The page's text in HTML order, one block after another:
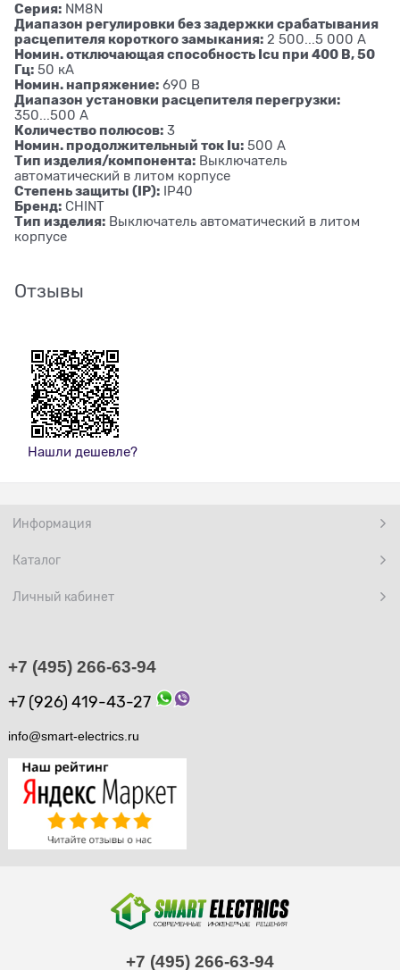
Серия: NM8N
Диапазон регулировки без задержки срабатывания
расцепителя короткого замыкания: 2 500...5 000 А
Номин. отключающая способность Icu при 400 В, 50
Гц: 50 кА
Номин. напряжение: 690 В
Диапазон установки расцепителя перегрузки:
350...500 А
Количество полюсов: 3
Номин. продолжительный ток Iu: 500 А
Тип изделия/компонента: Выключатель
автоматический в литом корпусе
Степень защиты (IP): IP40
Бренд: CHINT
Тип изделия: Выключатель автоматический в литом
корпусе
Отзывы
Нашли дешевле?
Информация
Каталог
Личный кабинет
+7 (495) 266-63-94
+7 (926) 419-43-27
info@smart-electrics.ru
+7 (495) 266-63-94